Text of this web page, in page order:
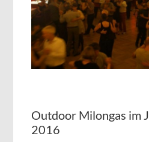
Outdoor Milongas im
2016